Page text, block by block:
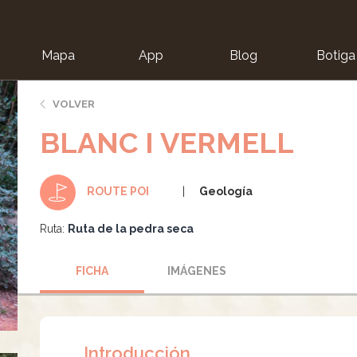
Mapa App Blog Botiga
VOLVER
BLANC I VERMELL
ROUTE POI Geología
Ruta: Ruta de la pedra seca
FICHA IMÁGENES